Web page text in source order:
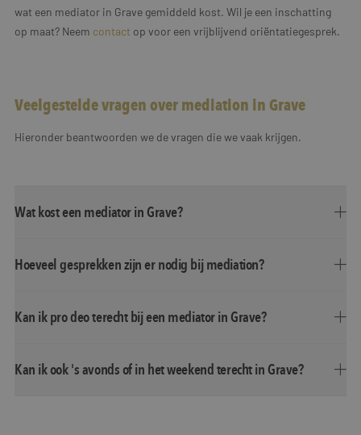
wat een mediator in Grave gemiddeld kost. Wil je een inschatting
op maat? Neem contact op voor een vrijblijvend oriëntatiegesprek.
Veelgestelde vragen over mediation in Grave
Hieronder beantwoorden we de vragen die we vaak krijgen.
Wat kost een mediator in Grave?
Hoeveel gesprekken zijn er nodig bij mediation?
Kan ik pro deo terecht bij een mediator in Grave?
Kan ik ook 's avonds of in het weekend terecht in Grave?